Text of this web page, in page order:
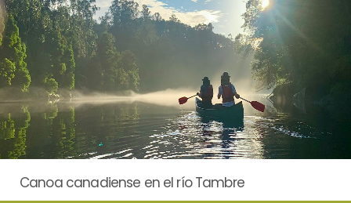
Canoa canadiense en el río Tambre